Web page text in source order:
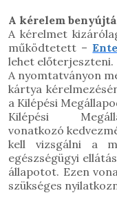
A kérelem
A kérelmet
működtetett –
lehet előterjeszteni.
A nyomtatványon
kártya
a Kilépési
Kilépési
vonatkozó
kell vizsgálni a
egészségügyi
állapotot. Ezen
szükséges